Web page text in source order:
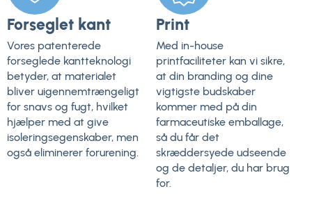
Forseglet kant
Vores patenterede
forseglede kantteknologi
betyder, at materialet
bliver uigennemtrængeligt
for snavs og fugt, hvilket
hjælper med at give
isoleringsegenskaber, men
også eliminerer forurening.
Print
Med in-house
printfaciliteter kan vi sikre,
at din branding og dine
vigtigste budskaber
kommer med på din
farmaceutiske emballage,
så du får det
skræddersyede udseende
og de detaljer, du har brug
for.